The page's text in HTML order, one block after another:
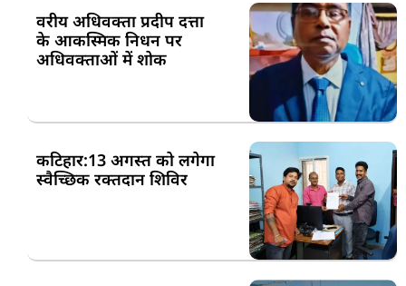
वरीय अधिवक्ता प्रदीप दत्ता
के आकस्मिक निधन पर
अधिवक्ताओं में शोक
कटिहार:13 अगस्त को लगेगा
स्वैच्छिक रक्तदान शिविर